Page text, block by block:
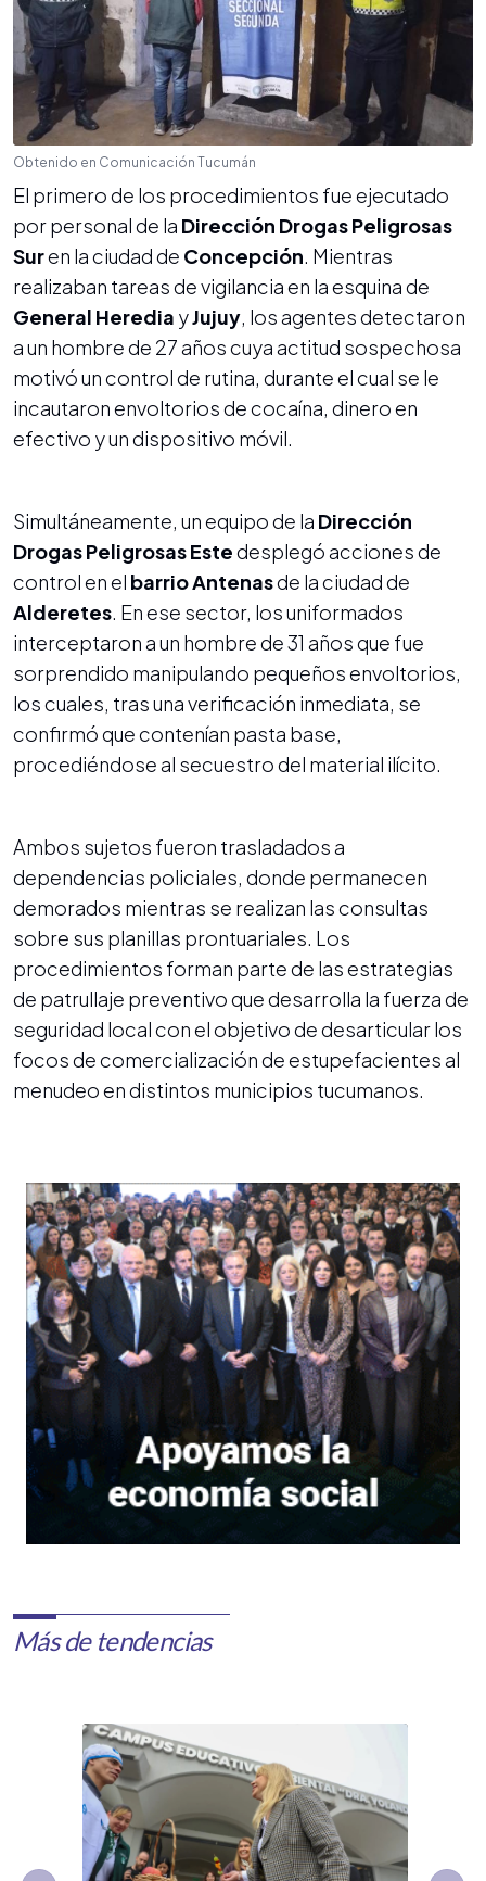
Obtenido en Comunicación Tucumán
El primero de los procedimientos fue ejecutado
por personal de la Dirección Drogas Peligrosas
Suren la ciudad de Concepción. Mientras
realizaban tareas de vigilancia en la esquina de
General Heredia yJujuy, los agentes detectaron
a un hombre de 27 años cuya actitud sospechosa
motivó un control de rutina, durante el cual se le
incautaron envoltorios de cocaína, dinero en
efectivo y un dispositivo móvil.
Simultáneamente, un equipo de la Dirección
Drogas Peligrosas Estedesplegó acciones de
control en el barrio Antenasde la ciudad de
Alderetes. En ese sector, los uniformados
interceptaron a un hombre de 31 años que fue
sorprendido manipulando pequeños envoltorios,
los cuales, tras una verificación inmediata, se
confirmó que contenían pasta base,
procediéndose al secuestro del material ilícito.
Ambos sujetos fueron trasladados a
dependencias policiales, donde permanecen
demorados mientras se realizan las consultas
sobre sus planillas prontuariales. Los
procedimientos forman parte de las estrategias
de patrullaje preventivo que desarrolla la fuerza de
seguridad local con el objetivo de desarticular los
focos de comercialización de estupefacientes al
menudeo en distintos municipios tucumanos.
Más de tendencias